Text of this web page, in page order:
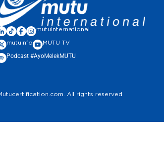
mutuinternational
mutuinfo MUTU TV
Podcast #AyoMelekMUTU
All rights reserved